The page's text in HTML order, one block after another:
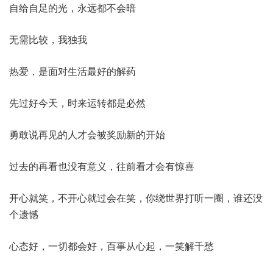
自给自足的光，永远都不会暗
无需比较，我独我
热爱，是面对生活最好的解药
先过好今天，时来运转都是必然
勇敢说再见的人才会被奖励新的开始
过去的再看也没有意义，往前看才会有惊喜
开心就笑，不开心就过会在笑，你绕世界打听一圈，谁还没
个遗憾
心态好，一切都会好，百事从心起，一笑解千愁